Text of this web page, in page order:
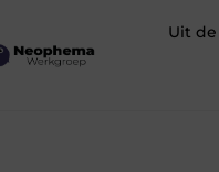
voor complexe contouren
Uit